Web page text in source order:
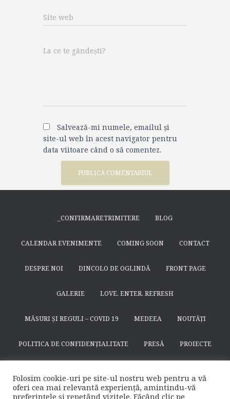
Site web
La ce te gândești?
Salvează-mi numele, emailul și
site-ul web în acest navigator pentru
data viitoare când o să comentez.
_CONFIRMARETRIMITERE BLOG
CALENDAR EVENIMENTE COMING SOON CONTACT
DESPRE NOI DINCOLO DE OGLINDĂ FRONT PAGE
GALERIE LOVE. ENTER. REFRESH
MĂSURI ȘI REGULI – COVID 19 MEDEEA NOUTĂȚI
POLITICA DE CONFIDENȚIALITATE PRESĂ PROIECTE
SUSȚINE TEATRULAPROPO.RO
Folosim cookie-uri pe site-ul nostru web pentru a vă
oferi cea mai relevantă experiență, amintindu-vă
preferințele și repetând vizitele. Făcând clic pe